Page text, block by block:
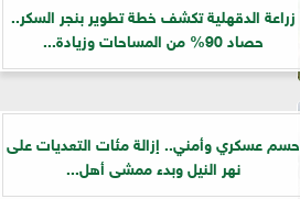
زراعة الدقهلية تكشف خطة تطوير بنجر السكر..
حصاد 90% من المساحات وزيادة...
حسم عسكري وأمني.. إزالة مئات التعديات على
نهر النيل وبدء ممشى أهل...